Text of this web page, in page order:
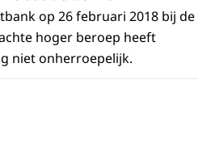
op 26 februari 2018 bij de
hoger beroep heeft
niet onherroepelijk.